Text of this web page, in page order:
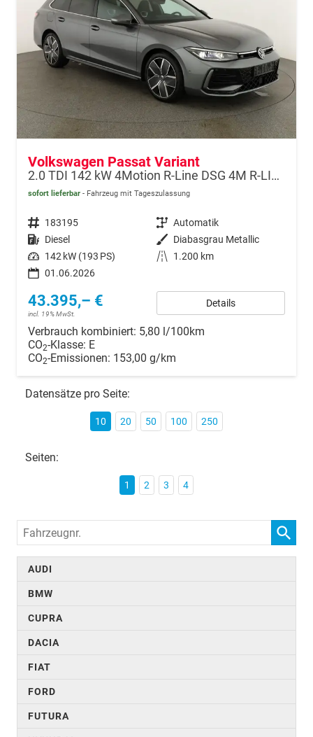
Volkswagen Passat Variant
2.0 TDI 142 kW 4Motion R-Line DSG 4M R-LINE, Pano, AHK, IQ.Light, HUD, 19-Zoll, AreaView, Navi, Side
sofort lieferbar Fahrzeug mit Tageszulassung
Fahrzeugnr. 183195 Getriebe Automatik
Kraftstoff Diesel Außenfarbe Diabasgrau Metallic
Leistung 142 kW (193 PS) Kilometerstand
1.200 km
01.06.2026
43.395,– €
incl. 19% MwSt.
Details
Verbrauch kombiniert: 5,80 l/100km
CO2-Klasse: E
CO2-Emissionen: 153,00 g/km
Datensätze pro Seite:
10 20 50 100 250
Seiten:
1 2 3 4
Fahrzeugnr.
AUDI
BMW
CUPRA
DACIA
FIAT
FORD
FUTURA